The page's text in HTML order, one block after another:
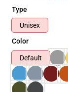
Type
Unisex
Color
Default